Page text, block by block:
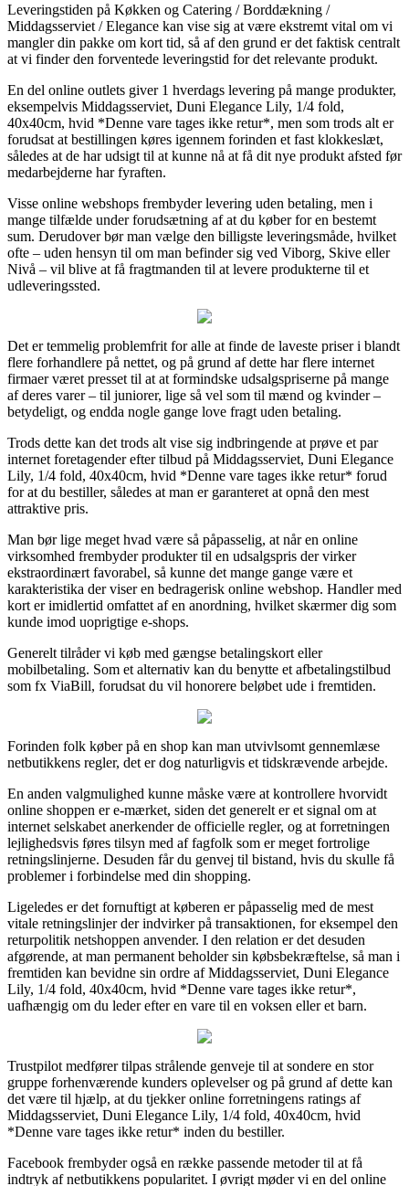
Leveringstiden på Køkken og Catering / Borddækning /
Middagsserviet / Elegance kan vise sig at være ekstremt vital om vi
mangler din pakke om kort tid, så af den grund er det faktisk centralt
at vi finder den forventede leveringstid for det relevante produkt.
En del online outlets giver 1 hverdags levering på mange produkter,
eksempelvis Middagsserviet, Duni Elegance Lily, 1/4 fold,
40x40cm, hvid *Denne vare tages ikke retur*, men som trods alt er
forudsat at bestillingen køres igennem forinden et fast klokkeslæt,
således at de har udsigt til at kunne nå at få dit nye produkt afsted før
medarbejderne har fyraften.
Visse online webshops frembyder levering uden betaling, men i
mange tilfælde under forudsætning af at du køber for en bestemt
sum. Derudover bør man vælge den billigste leveringsmåde, hvilket
ofte – uden hensyn til om man befinder sig ved Viborg, Skive eller
Nivå – vil blive at få fragtmanden til at levere produkterne til et
udleveringssted.
Det er temmelig problemfrit for alle at finde de laveste priser i blandt
flere forhandlere på nettet, og på grund af dette har flere internet
firmaer været presset til at at formindske udsalgspriserne på mange
af deres varer – til juniorer, lige så vel som til mænd og kvinder –
betydeligt, og endda nogle gange love fragt uden betaling.
Trods dette kan det trods alt vise sig indbringende at prøve et par
internet foretagender efter tilbud på Middagsserviet, Duni Elegance
Lily, 1/4 fold, 40x40cm, hvid *Denne vare tages ikke retur* forud
for at du bestiller, således at man er garanteret at opnå den mest
attraktive pris.
Man bør lige meget hvad være så påpasselig, at når en online
virksomhed frembyder produkter til en udsalgspris der virker
ekstraordinært favorabel, så kunne det mange gange være et
karakteristika der viser en bedragerisk online webshop. Handler med
kort er imidlertid omfattet af en anordning, hvilket skærmer dig som
kunde imod uoprigtige e-shops.
Generelt tilråder vi køb med gængse betalingskort eller
mobilbetaling. Som et alternativ kan du benytte et afbetalingstilbud
som fx ViaBill, forudsat du vil honorere beløbet ude i fremtiden.
Forinden folk køber på en shop kan man utvivlsomt gennemlæse
netbutikkens regler, det er dog naturligvis et tidskrævende arbejde.
En anden valgmulighed kunne måske være at kontrollere hvorvidt
online shoppen er e-mærket, siden det generelt er et signal om at
internet selskabet anerkender de officielle regler, og at forretningen
lejlighedsvis føres tilsyn med af fagfolk som er meget fortrolige
retningslinjerne. Desuden får du genvej til bistand, hvis du skulle få
problemer i forbindelse med din shopping.
Ligeledes er det fornuftigt at køberen er påpasselig med de mest
vitale retningslinjer der indvirker på transaktionen, for eksempel den
returpolitik netshoppen anvender. I den relation er det desuden
afgørende, at man permanent beholder sin købsbekræftelse, så man i
fremtiden kan bevidne sin ordre af Middagsserviet, Duni Elegance
Lily, 1/4 fold, 40x40cm, hvid *Denne vare tages ikke retur*,
uafhængig om du leder efter en vare til en voksen eller et barn.
Trustpilot medfører tilpas strålende genveje til at sondere en stor
gruppe forhenværende kunders oplevelser og på grund af dette kan
det være til hjælp, at du tjekker online forretningens ratings af
Middagsserviet, Duni Elegance Lily, 1/4 fold, 40x40cm, hvid
*Denne vare tages ikke retur* inden du bestiller.
Facebook frembyder også en række passende metoder til at få
indtryk af netbutikkens popularitet. I øvrigt møder vi en del online